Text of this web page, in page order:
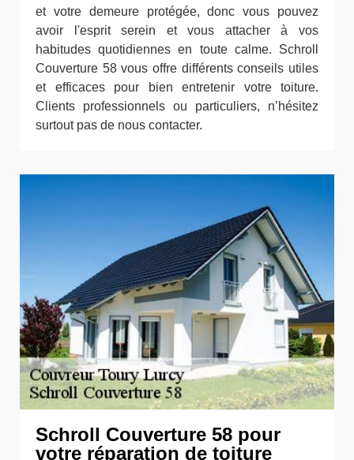
et votre demeure protégée, donc vous pouvez
avoir l'esprit serein et vous attacher à vos
habitudes quotidiennes en toute calme. Schroll
Couverture 58 vous offre différents conseils utiles
et efficaces pour bien entretenir votre toiture.
Clients professionnels ou particuliers, n’hésitez
surtout pas de nous contacter.
Schroll Couverture 58 pour
votre réparation de toiture